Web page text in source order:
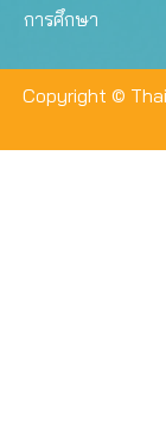
การศึกษา
Copyright ©